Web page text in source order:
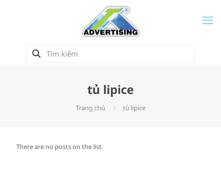
tủ lipice
Trang chủ tủ lipice
There are no posts on the list.